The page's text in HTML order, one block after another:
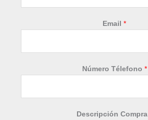
Email *
Número Télefono *
Descripción Compra